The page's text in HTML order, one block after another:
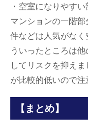
・空室になりやす
マンションの一階
件などは人気がな
ういったところは
してリスクを抑え
が比較的低いので注
【まとめ】